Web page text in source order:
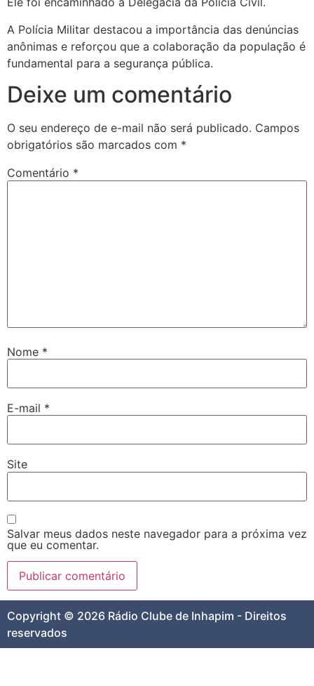
A Polícia Militar destacou a importância das denúncias
anônimas e reforçou que a colaboração da população é
fundamental para a segurança pública.
Deixe um comentário
O seu endereço de e-mail não será publicado. Campos
obrigatórios são marcados com *
Comentário *
Nome *
E-mail *
Site
Salvar meus dados neste navegador para a próxima vez
que eu comentar.
Copyright © 2026 Rádio Clube de Inhapim - Direitos
reservados